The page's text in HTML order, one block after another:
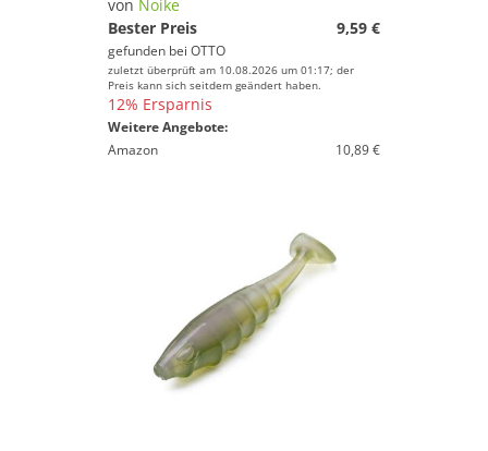
von Noike
Bester Preis
9,59 €
gefunden bei OTTO
zuletzt überprüft am 10.08.2026 um 01:17; der
Preis kann sich seitdem geändert haben.
12% Ersparnis
Weitere Angebote:
Amazon
10,89 €